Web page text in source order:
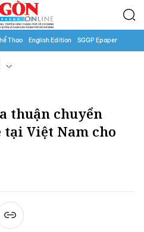
Thao English Edition SGGP Epaper
thuận chuyển
Việt Nam cho